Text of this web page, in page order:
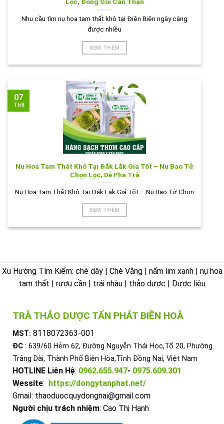
Nhu cầu tìm nụ hoa tam thất khô tại Điện Biên ngày càng
được nhiều
XEM THÊM
Nụ Hoa Tam Thất Khô Tại Đắk Lắk Giá Tốt – Nụ Bao Tử
Chọn Lọc, Dễ Pha Trà
Nụ Hoa Tam Thất Khô Tại Đắk Lắk Giá Tốt – Nụ Bao Tử Chọn
XEM THÊM
07
Th8
Xu Hướng Tìm Kiếm: chè dây | Chè Vằng | nấm lim xanh | nụ hoa
tam thất | rượu cần | trái nhàu | thảo dược | Dược liệu
TRÀ THẢO DƯỢC TẤN PHÁT BIÊN HOÀ
MST: 8118072363-001
ĐC : 639/60 Hẻm 62, Đường Nguyễn Thái Học,Tổ 20, Phường
Trảng Dài, Thành Phố Biên Hòa,Tỉnh Đồng Nai, Việt Nam
HOTLINE Liên Hệ: 0962.655.947- 0975.609.301
Wessite: https://dongytanphat.net/
Gmail: thaoduocquydongnai@gmail.com
Người chịu trách nhiệm: Cao Thị Hạnh